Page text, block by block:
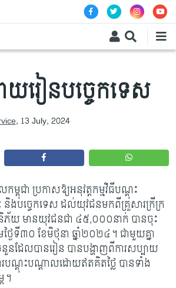
យរៀនបច្ចេកទេស
, 13 July, 2024
កម្ពុជា ប្រកាសឱ្យអនុវត្តកម្មវិធីបណ្តុះ
និងបច្ចេកទេស ដល់យុវជនមកពីគ្រួសារក្រីក្រ
ភ័យ មានយុវជនជា ៤៥,០០០នាក់ បានចុះ
ៃទី៣០ ខែមិថុនា ឆ្នាំ២០២៤។ ជាមួយគ្នា
ដែលបានរៀន បានបង្ហាញពីការសប្បាយ
បណ្ដុះបណ្ដាលដោយឥតគិតថ្លៃ បានទាំង
។